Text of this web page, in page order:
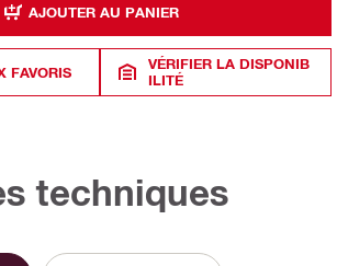
AJOUTER AU PANIER
FAVORIS
VÉRIFIER LA DISPONIB
ILITÉ
techniques